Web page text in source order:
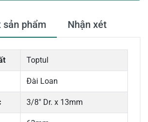
sản phẩm Nhận xét
Toptul
Đài Loan
3/8" Dr. x 13mm